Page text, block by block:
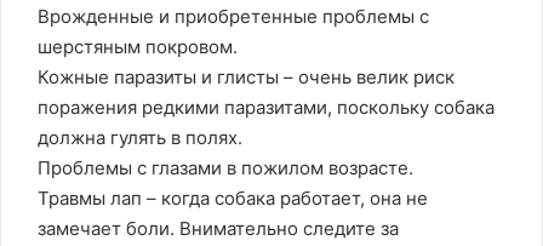
Врожденные и приобретенные проблемы с
шерстяным покровом.
Кожные паразиты и глисты – очень велик риск
поражения редкими паразитами, поскольку собака
должна гулять в полях.
Проблемы с глазами в пожилом возрасте.
Травмы лап – когда собака работает, она не
замечает боли. Внимательно следите за